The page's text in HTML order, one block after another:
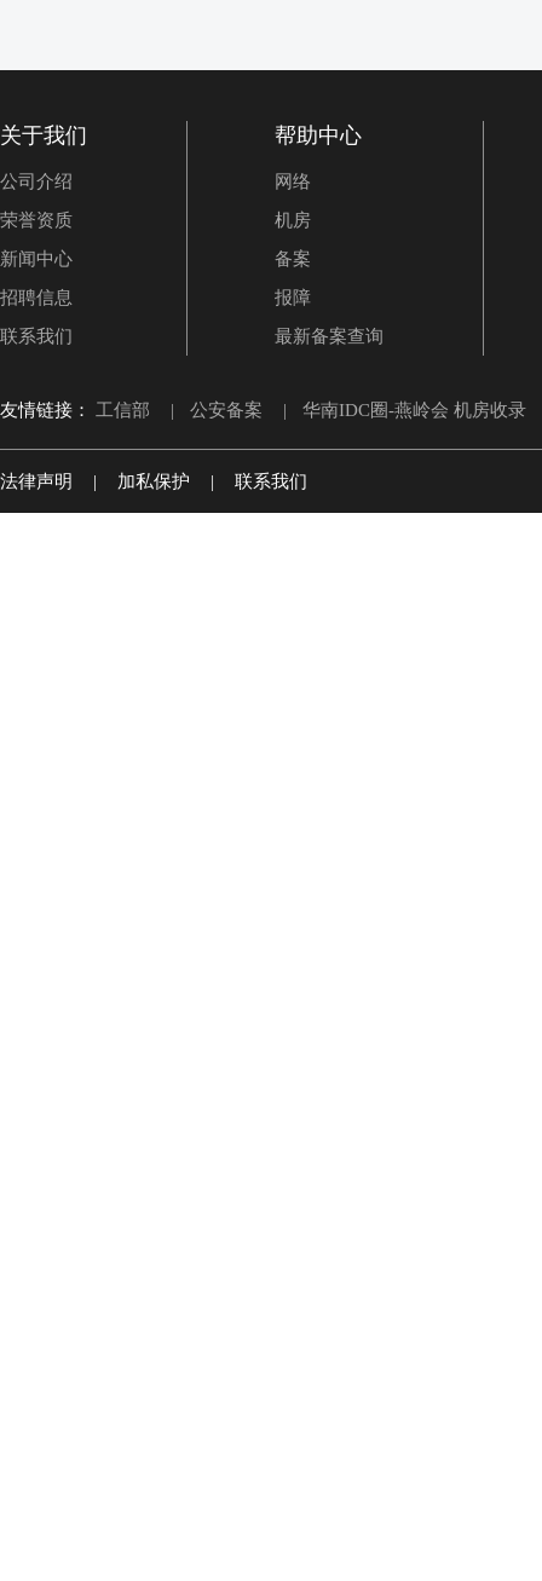
关于我们
公司介绍
荣誉资质
新闻中心
招聘信息
联系我们
帮助中心
网络
机房
备案
报障
最新备案查询
友情链接： 工信部 | 公安备案 | 华南IDC圈-燕岭会 机房收录
法律声明 | 加私保护 | 联系我们